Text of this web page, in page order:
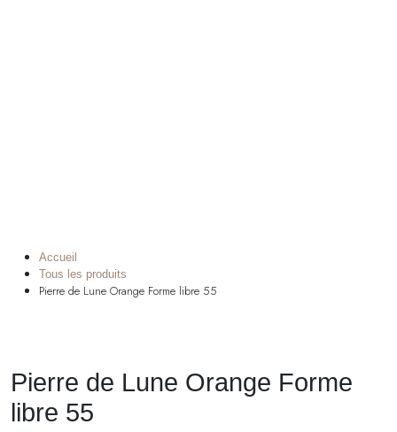
Accueil
Tous les produits
Pierre de Lune Orange Forme libre 55
Pierre de Lune Orange Forme
libre 55